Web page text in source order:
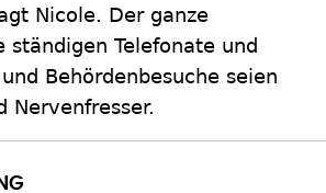
Nicole. Der ganze
ständigen Telefonate und
Behördenbesuche seien
Nervenfresser.